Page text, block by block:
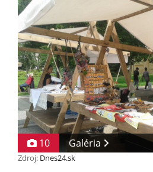
10 Galéria
Zdroj: Dnes24.sk